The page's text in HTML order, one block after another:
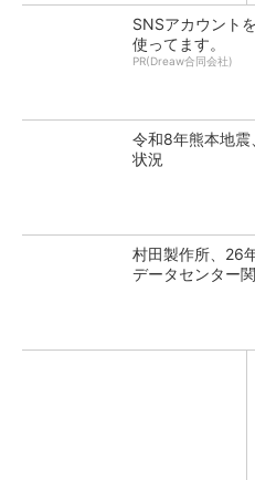
SNSアカウント
使ってます。
PR(Dreaw合同会社)
令和8年熊本地
状況
村田製作所、26
データセンター